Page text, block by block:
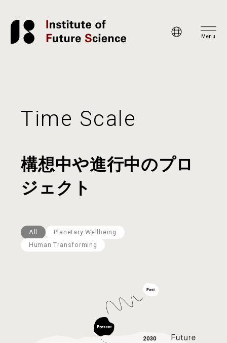
Menu
Time Scale
構想中や進行中のプロ
ジェクト
All
Planetary Wellbeing
Human Transforming
2030